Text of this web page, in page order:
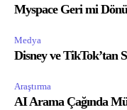
Myspace Geri mi
Medya
Disney ve TikTok’tan
Araştırma
AI Arama Çağında